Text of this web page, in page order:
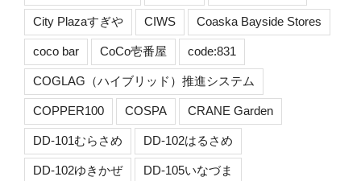
City Plazaすぎや CIWS Coaska Bayside Stores
coco bar CoCo壱番屋 code:831
COGLAG（ハイブリッド）推進システム
COPPER100 COSPA CRANE Garden
DD-101むらさめ DD-102はるさめ
DD-102ゆきかぜ DD-105いなづま